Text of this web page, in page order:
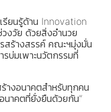
รียนรู้ด้าน Innovation
งวัย ด้วยสิ่งอำนวย
รสร้างสรรค์ คณะฯมุ่งมั่น
รบ่มเพาะนวัตกรรมที่
ร้างอนาคตสำหรับทุกคน
นาคตที่ยั่งยืนด้วยกัน”